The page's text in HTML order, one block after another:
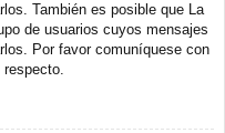
También es posible que La
de usuarios cuyos mensajes
Por favor comuníquese con
respecto.